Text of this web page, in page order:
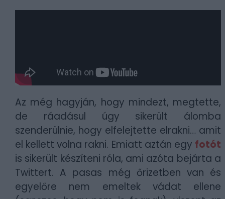
Az még hagyján, hogy mindezt, megtette,
de ráadásul úgy sikerült álomba
szenderülnie, hogy elfelejtette elrakni… amit
el kellett volna rakni. Emiatt aztán egy fotót
is sikerült készíteni róla, ami azóta bejárta a
Twittert. A pasas még őrizetben van és
egyelőre nem emeltek vádat ellene